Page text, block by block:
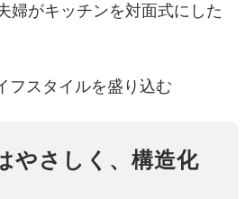
がキッチンを対面式にした
フスタイルを盛り込む
やさしく、構造化